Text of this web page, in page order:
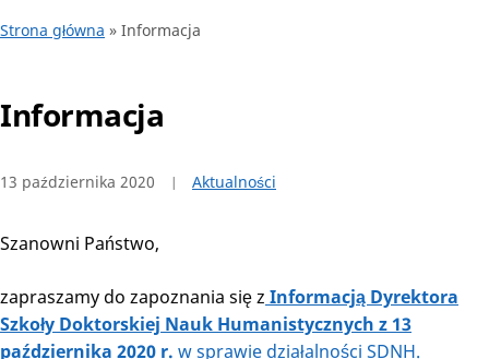
Strona główna » Informacja
Informacja
13 października 2020 Aktualności
Szanowni Państwo,
zapraszamy do zapoznania się z Informacją Dyrektora
Szkoły Doktorskiej Nauk Humanistycznych z 13
października 2020 r. w sprawie działalności SDNH.